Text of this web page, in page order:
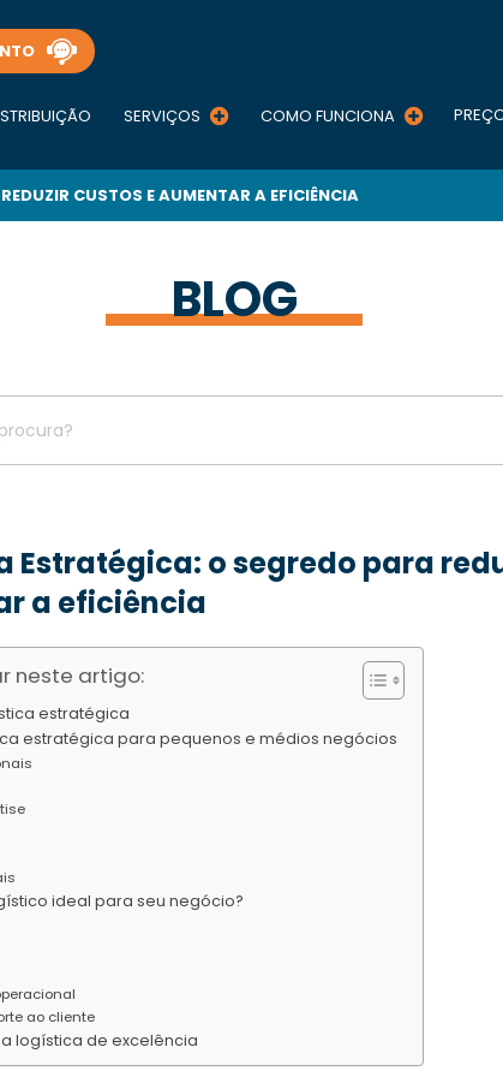
SERVIÇOS COMO FUNCIONA
CUSTOS E AUMENTAR A EFICIÊNCIA
BLOG
Estratégica: o segredo para
a eficiência
neste artigo:
estratégica
estratégica para pequenos e médios negócios
ideal para seu negócio?
ao cliente
logística de excelência